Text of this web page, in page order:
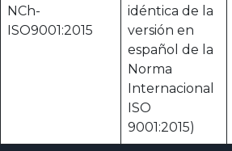
NCh-
ISO9001:2015
idéntica de la
versión en
español de la
Norma
Internacional
ISO
9001:2015)